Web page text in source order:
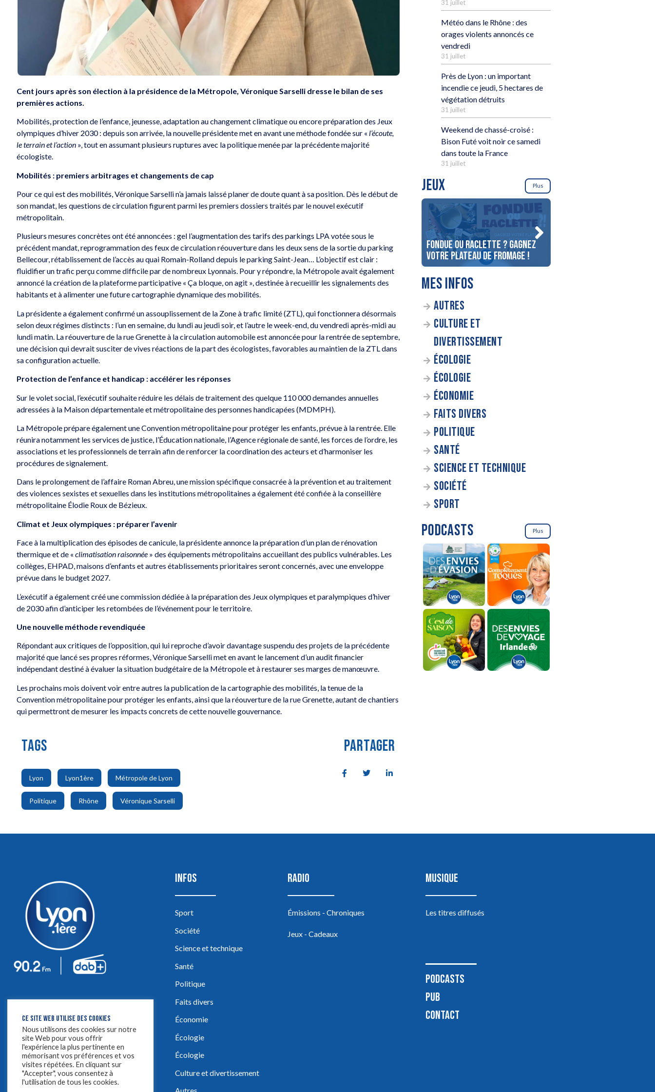
Cent jours après son élection à la présidence de la Métropole, Véronique Sarselli dresse le bilan de ses
premières actions.
Mobilités, protection de l’enfance, jeunesse, adaptation au changement climatique ou encore préparation des Jeux
olympiques d’hiver 2030 : depuis son arrivée, la nouvelle présidente met en avant une méthode fondée sur «l’écoute,
le terrain et l’action », tout en assumant plusieurs ruptures avec la politique menée par la précédente majorité
écologiste.
Mobilités : premiers arbitrages et changements de cap
Pour ce qui est des mobilités, Véronique Sarselli n’a jamais laissé planer de doute quant à sa position. Dès le début de
son mandat, les questions de circulation figurent parmi les premiers dossiers traités par le nouvel exécutif
métropolitain.
Plusieurs mesures concrètes ont été annoncées : gel l’augmentation des tarifs des parkings LPA votée sous le
précédent mandat, reprogrammation des feux de circulation réouverture dans les deux sens de la sortie du parking
Bellecour, rétablissement de l’accès au quai Romain-Rolland depuis le parking Saint-Jean… L’objectif est clair :
fluidifier un trafic perçu comme difficile par de nombreux Lyonnais. Pour y répondre, la Métropole avait également
annoncé la création de la plateforme participative « Ça bloque, on agit », destinée à recueillir les signalements des
habitants et à alimenter une future cartographie dynamique des mobilités.
La présidente a également confirmé un assouplissement de la Zone à trafic limité (ZTL), qui fonctionnera désormais
selon deux régimes distincts : l’un en semaine, du lundi au jeudi soir, et l’autre le week-end, du vendredi après-midi au
lundi matin. La réouverture de la rue Grenette à la circulation automobile est annoncée pour la rentrée de septembre,
une décision qui devrait susciter de vives réactions de la part des écologistes, favorables au maintien de la ZTL dans
sa configuration actuelle.
Protection de l’enfance et handicap : accélérer les réponses
Sur le volet social, l’exécutif souhaite réduire les délais de traitement des quelque 110 000 demandes annuelles
adressées à la Maison départementale et métropolitaine des personnes handicapées (MDMPH).
La Métropole prépare également une Convention métropolitaine pour protéger les enfants, prévue à la rentrée. Elle
réunira notamment les services de justice, l’Éducation nationale, l’Agence régionale de santé, les forces de l’ordre, les
associations et les professionnels de terrain afin de renforcer la coordination des acteurs et d’harmoniser les
procédures de signalement.
Dans le prolongement de l’affaire Roman Abreu, une mission spécifique consacrée à la prévention et au traitement
des violences sexistes et sexuelles dans les institutions métropolitaines a également été confiée à la conseillère
métropolitaine Élodie Roux de Bézieux.
Climat et Jeux olympiques : préparer l’avenir
Face à la multiplication des épisodes de canicule, la présidente annonce la préparation d’un plan de rénovation
thermique et de «climatisation raisonnée » des équipements métropolitains accueillant des publics vulnérables. Les
collèges, EHPAD, maisons d’enfants et autres établissements prioritaires seront concernés, avec une enveloppe
prévue dans le budget 2027.
L’exécutif a également créé une commission dédiée à la préparation des Jeux olympiques et paralympiques d’hiver
de 2030 afin d’anticiper les retombées de l’événement pour le territoire.
Une nouvelle méthode revendiquée
Répondant aux critiques de l’opposition, qui lui reproche d’avoir davantage suspendu des projets de la précédente
majorité que lancé ses propres réformes, Véronique Sarselli met en avant le lancement d’un audit financier
indépendant destiné à évaluer la situation budgétaire de la Métropole et à restaurer ses marges de manœuvre.
Les prochains mois doivent voir entre autres la publication de la cartographie des mobilités, la tenue de la
Convention métropolitaine pour protéger les enfants, ainsi que la réouverture de la rue Grenette, autant de chantiers
qui permettront de mesurer les impacts concrets de cette nouvelle gouvernance.
TAGS
Lyon
,
Lyon1ère
,
Métropole de Lyon
Politique
,
Rhône
,
Véronique Sarselli
PARTAGER
31 juillet
Météo dans le Rhône : des
orages violents annoncés ce
vendredi
31 juillet
Près de Lyon : un important
incendie ce jeudi, 5 hectares de
végétation détruits
31 juillet
Weekend de chassé-croisé :
Bison Futé voit noir ce samedi
dans toute la France
31 juillet
JEUX Plus
Gagnez votre escapade à la
montagne !
Gagnez vos places pour le
concert de So Floyd !
Gagnez un Louis d’Or d’une
valeur de 500€
Fondue ou raclette ? Gagnez
votre plateau de fromage !
MES INFOS
AUTRES
CULTURE ET
DIVERTISSEMENT
ÉCOLOGIE
ÉCOLOGIE
ÉCONOMIE
FAITS DIVERS
POLITIQUE
SANTÉ
SCIENCE ET TECHNIQUE
SOCIÉTÉ
SPORT
PODCASTS Plus
INFOS
Sport
Société
Science et technique
Santé
Politique
Faits divers
Économie
Écologie
Écologie
Culture et divertissement
RADIO
Émissions - Chroniques
Jeux - Cadeaux
MUSIQUE
Les titres diffusés
PODCASTS
PUB
CONTACT
CE SITE WEB UTILISE DES COOKIES
Nous utilisons des cookies sur notre
site Web pour vous offrir
l'expérience la plus pertinente en
mémorisant vos préférences et vos
visites répétées. En cliquant sur
"Accepter", vous consentez à
l'utilisation de tous les cookies.